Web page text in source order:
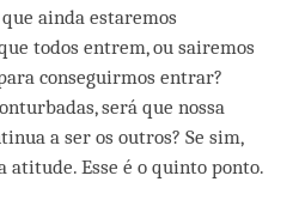
ainda estaremos
todos entrem, ou sairemos
conseguirmos entrar?
será que nossa
a ser os outros? Se sim,
atitude. Esse é o quinto ponto.